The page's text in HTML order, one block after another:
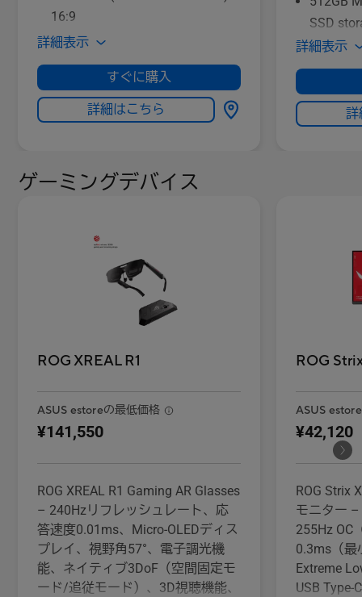
16:9
詳細表示
すぐに購入
詳細はこちら
SSD
詳細表示
詳
ゲーミングデバイス
ROG XREAL R1
ASUS estoreの最低価格
¥141,550
ROG XREAL R1 Gaming AR Glasses
– 240Hzリフレッシュレート、応
答速度0.01ms、Micro‑OLEDディス
プレイ、視野角57°、電子調光機
能、ネイティブ3DoF（空間固定モ
ード/追従モード）、3D視聴機能、
ROG
ASUS
¥42,120
ROG Strix
モニター
255Hz OC
0.3ms（最
Extreme
USB Type-